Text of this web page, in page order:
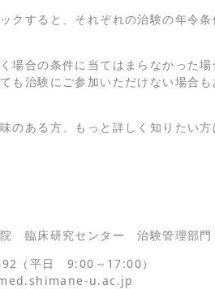
クすると、それぞれの治験の年令
場合の条件に当てはまらなかった
も治験にご参加いただけない場合
のある方、もっと詳しく知りたい
院 臨床研究センター 治験管理部門
（平日 9:00～17:00）
u.ac.jp